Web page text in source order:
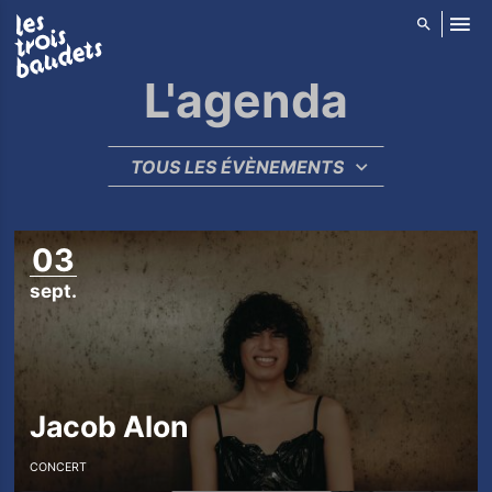
L'agenda
TOUS LES ÉVÈNEMENTS
T
a
g
RÉINITIALISER
SOUMETTRE
s
e
t
m
b
03
sept.
Jacob Alon
CONCERT